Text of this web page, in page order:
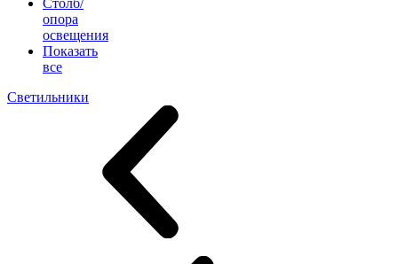
Столб/
опора
освещения
Показать
все
Светильники